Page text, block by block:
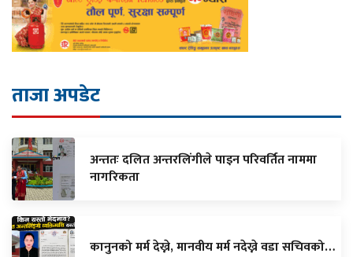
ताजा अपडेट
अन्ततः दलित अन्तरलिंगीले पाइन परिवर्तित नाममा
नागरिकता
कानुनको मर्म देख्ने, मानवीय मर्म नदेख्ने वडा सचिवको…